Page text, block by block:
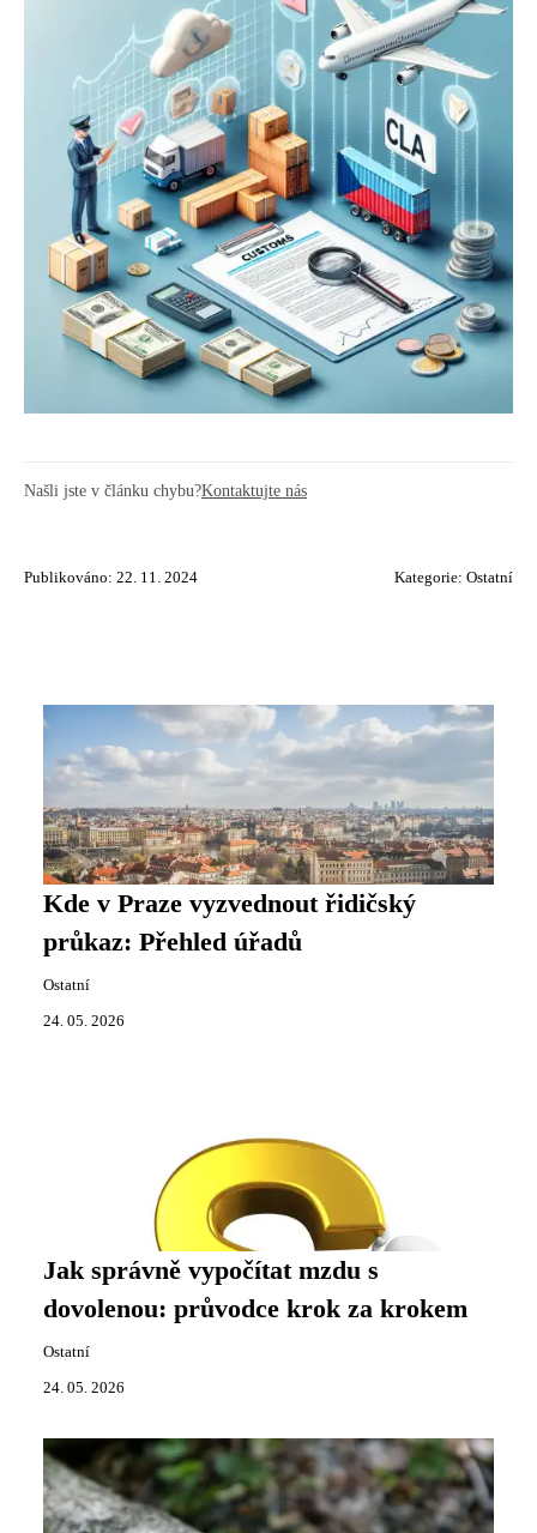
Našli jste v článku chybu?Kontaktujte nás
Publikováno: 22. 11. 2024 Kategorie: Ostatní
Kde v Praze vyzvednout řidičský
průkaz: Přehled úřadů
Ostatní
24. 05. 2026
Jak správně vypočítat mzdu s
dovolenou: průvodce krok za krokem
Ostatní
24. 05. 2026